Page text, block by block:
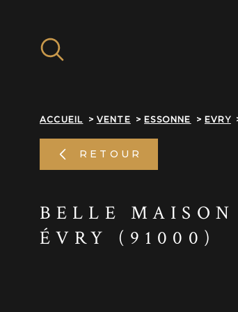
recherche
principal
contenu
ACCUEIL VENTE ESSONNE EVRY
RETOUR
BELLE
ÉVRY (91000)